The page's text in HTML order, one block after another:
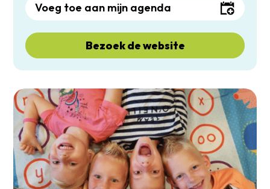
Voeg toe aan mijn agenda
Bezoek de website